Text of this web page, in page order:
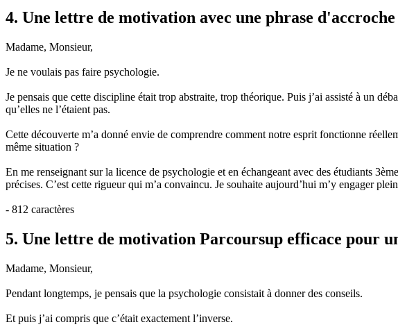
4. Une lettre de motivation avec une phrase
Madame, Monsieur,
Je ne voulais pas faire psychologie.
Je pensais que cette discipline était trop abstraite, trop théorique. Puis j’ai assisté à un
qu’elles ne l’étaient pas.
Cette découverte m’a donné envie de comprendre comment notre esprit fonctionne
même situation ?
En me renseignant sur la licence de psychologie et en échangeant avec des étudiants
précises. C’est cette rigueur qui m’a convaincu. Je souhaite aujourd’hui m’y engager
- 812 caractères
5. Une lettre de motivation Parcoursup efficace pour
Madame, Monsieur,
Pendant longtemps, je pensais que la psychologie consistait à donner des conseils.
Et puis j’ai compris que c’était exactement l’inverse.